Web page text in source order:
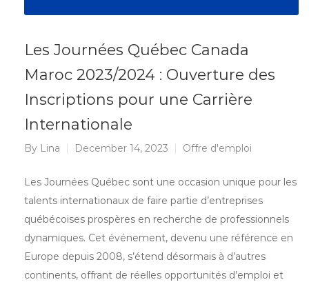
Les Journées Québec Canada
Maroc 2023/2024 : Ouverture des
Inscriptions pour une Carrière
Internationale
By Lina December 14, 2023 Offre d'emploi
Les Journées Québec sont une occasion unique pour les
talents internationaux de faire partie d’entreprises
québécoises prospères en recherche de professionnels
dynamiques. Cet événement, devenu une référence en
Europe depuis 2008, s’étend désormais à d’autres
continents, offrant de réelles opportunités d’emploi et